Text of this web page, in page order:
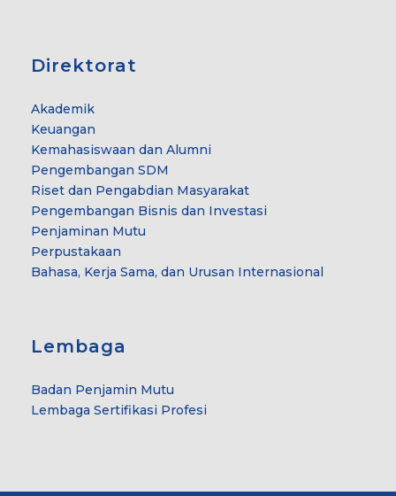
Direktorat
Akademik
Keuangan
Kemahasiswaan dan Alumni
Pengembangan SDM
Riset dan Pengabdian Masyarakat
Pengembangan Bisnis dan Investasi
Penjaminan Mutu
Perpustakaan
Bahasa, Kerja Sama, dan Urusan Internasional
Lembaga
Badan Penjamin Mutu
Lembaga Sertifikasi Profesi